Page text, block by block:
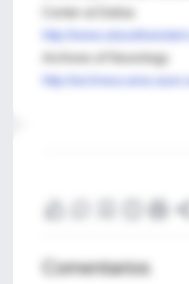
Archives of Neurology
Comentarios